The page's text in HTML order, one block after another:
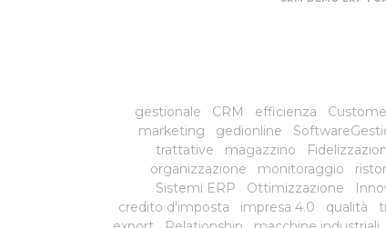
gestionale CRM efficienza
marketing
gedionline
trattative
magazzino
organizzazione
monitoraggio
Sistemi ERP
Ottimizzazione
credito d'imposta
impresa 4.0 qualità